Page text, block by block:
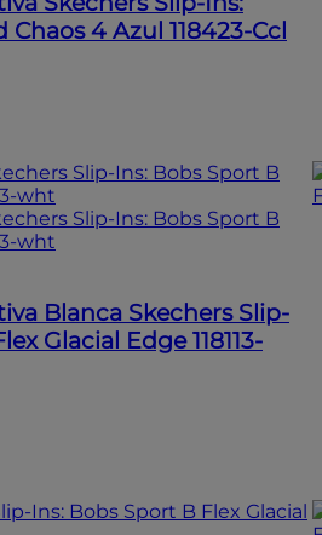
4 Azul 118423-Ccl
Blanca Skechers Slip-
Glacial Edge 118113-